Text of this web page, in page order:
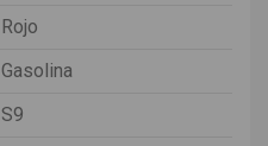
Rojo
Gasolina
S9